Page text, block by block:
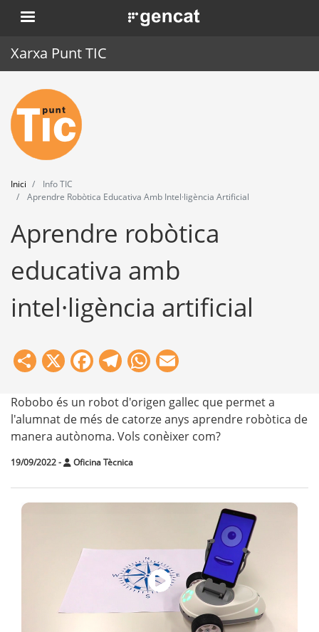
Vés
al
. Obre en una nova finestra.
Xarxa Punt TIC
Inici
Punt TIC
Actualitat
Agenda
Formació
Eines
Inici
Info TIC
Aprendre Robòtica Educativa Amb Intel·ligència Artificial
Aprendre robòtica
educativa amb
intel·ligència artificial
Share
X Facebook
Telegram
WhatsApp
Robobo és un robot d'origen gallec que permet a
l'alumnat de més de catorze anys aprendre robòtica de
manera autònoma. Vols conèixer com?
19/09/2022- Oficina Tècnica